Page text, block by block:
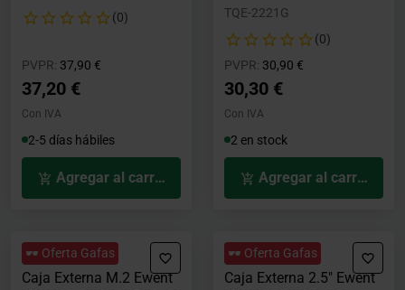
(0)
PVPR: Precio rebajado desde
37,90 €
37,20 €
Con IVA
2-5 días hábiles
Agregar al carrito
TQE-2221G
(0)
PVPR: Precio rebajado desde
30,90 €
30,30 €
Con IVA
2 en stock
Agregar al carrito
🕶️ Oferta Gafas
Caja Externa M.2 Ewent
🕶️ Oferta Gafas
Caja Externa 2.5" Ewent